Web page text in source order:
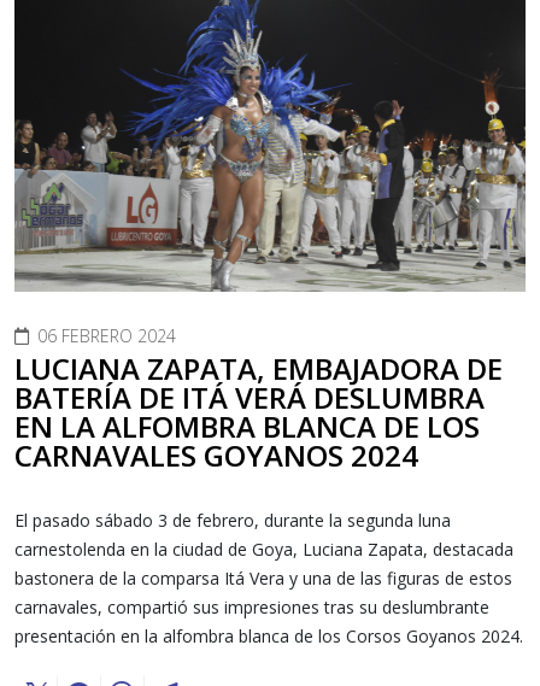
06 FEBRERO 2024
LUCIANA ZAPATA, EMBAJADORA DE
BATERÍA DE ITÁ VERÁ DESLUMBRA
EN LA ALFOMBRA BLANCA DE LOS
CARNAVALES GOYANOS 2024
El pasado sábado 3 de febrero, durante la segunda luna
carnestolenda en la ciudad de Goya, Luciana Zapata, destacada
bastonera de la comparsa Itá Vera y una de las figuras de estos
carnavales, compartió sus impresiones tras su deslumbrante
presentación en la alfombra blanca de los Corsos Goyanos 2024.